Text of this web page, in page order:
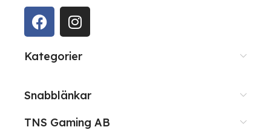
Kategorier
Snabblänkar
TNS Gaming AB